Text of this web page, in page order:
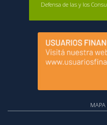
Defensa de las y los
MAPA